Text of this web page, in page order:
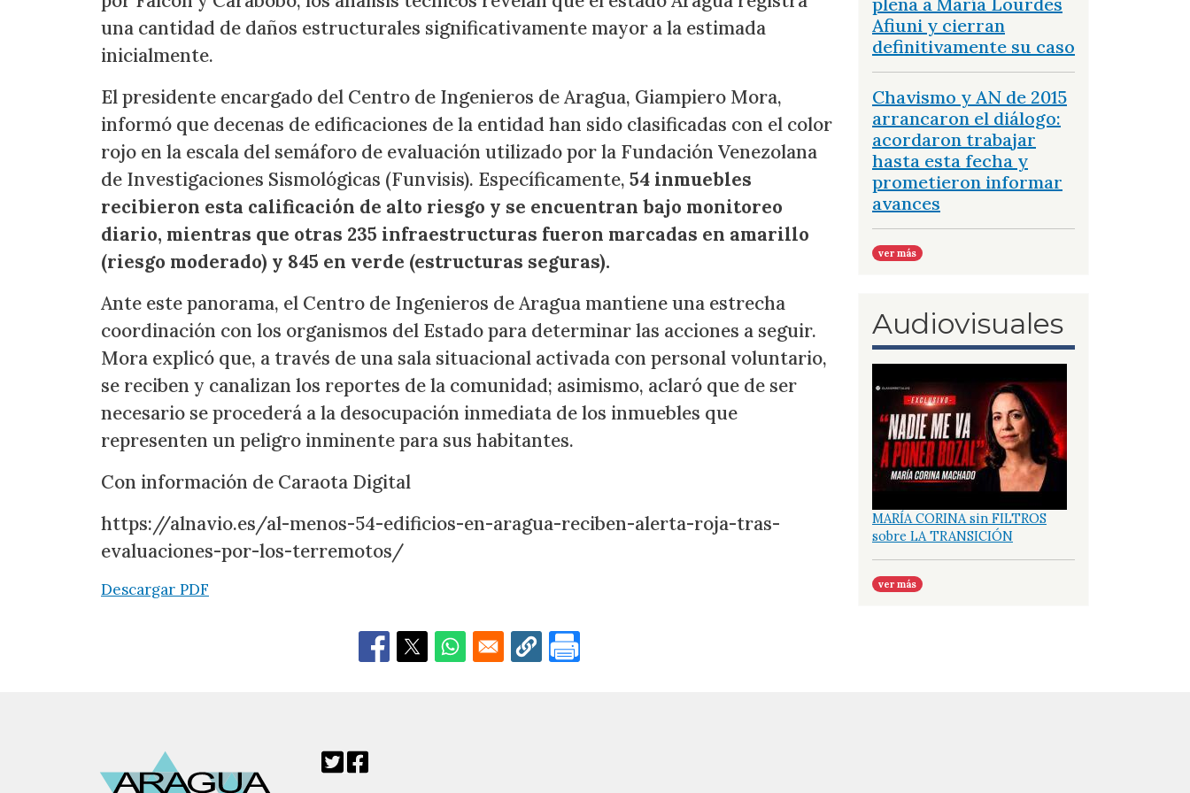
una cantidad de daños estructurales significativamente mayor a la estimada
inicialmente.
El presidente encargado del Centro de Ingenieros de Aragua, Giampiero Mora,
informó que decenas de edificaciones de la entidad han sido clasificadas con el color
rojo en la escala del semáforo de evaluación utilizado por la Fundación Venezolana
de Investigaciones Sismológicas (Funvisis). Específicamente, 54 inmuebles
recibieron esta calificación de alto riesgo y se encuentran bajo monitoreo
diario, mientras que otras 235 infraestructuras fueron marcadas en amarillo
(riesgo moderado) y 845 en verde (estructuras seguras).
Ante este panorama, el Centro de Ingenieros de Aragua mantiene una estrecha
coordinación con los organismos del Estado para determinar las acciones a seguir.
Mora explicó que, a través de una sala situacional activada con personal voluntario,
se reciben y canalizan los reportes de la comunidad; asimismo, aclaró que de ser
necesario se procederá a la desocupación inmediata de los inmuebles que
representen un peligro inminente para sus habitantes.
Con información de Caraota Digital
https://alnavio.es/al-menos-54-edificios-en-aragua-reciben-alerta-roja-tras-
evaluaciones-por-los-terremotos/
Descargar PDF
Afiuni y cierran
definitivamente su caso
Chavismo y AN de 2015
arrancaron el diálogo:
acordaron trabajar
hasta esta fecha y
prometieron informar
avances
ver más
Audiovisuales
MARÍA CORINA sin FILTROS
sobre LA TRANSICIÓN
ver más